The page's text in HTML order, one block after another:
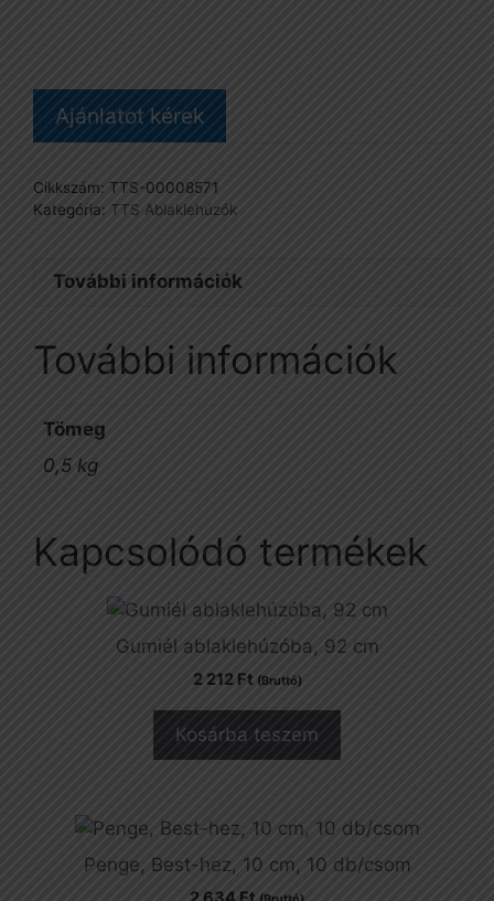
Ajánlatot kérek
Cikkszám: TTS-00008571
Kategória: TTS Ablaklehúzók
További információk
További információk
Tömeg
0,5 kg
Kapcsolódó termékek
Gumiél ablaklehúzóba, 92 cm
2 212 Ft (Bruttó)
Kosárba teszem
Penge, Best-hez, 10 cm, 10 db/csom